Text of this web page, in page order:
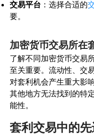
交易平台 ：选择合适的
要。
加密货币交易所在
了解不同加密货币交易
至关重要。流动性、交
对套利机会产生重大影
其他地方无法找到的特
能性。
套利交易中的